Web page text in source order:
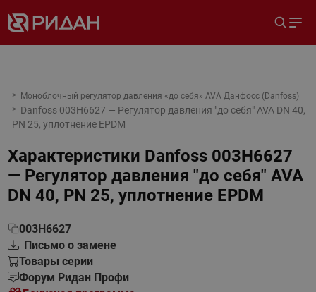
Моноблочный регулятор давления «до себя» AVA Данфосс (Danfoss)
Danfoss 003H6627 — Регулятор давления "до себя" AVA DN 40,
PN 25, уплотнение EPDM
Характеристики Danfoss 003H6627
— Регулятор давления "до себя" AVA
DN 40, PN 25, уплотнение EPDM
003H6627
Письмо о замене
Товары серии
Форум Ридан Профи